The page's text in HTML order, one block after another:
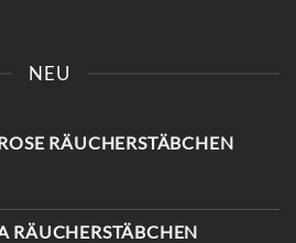
NEU
RÄUCHERSTÄBCHEN
RÄUCHERSTÄBCHEN